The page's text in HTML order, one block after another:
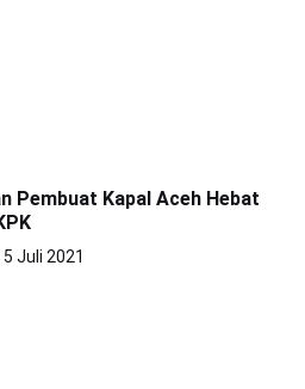
Pembuat Kapal Aceh Hebat
5 Juli 2021